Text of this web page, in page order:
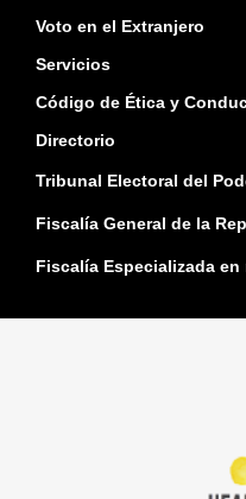
Voto en el Extranjero
Servicios
Código de Ética y
Directorio
Tribunal Electoral del
Fiscalía General de la
Fiscalía Especializada